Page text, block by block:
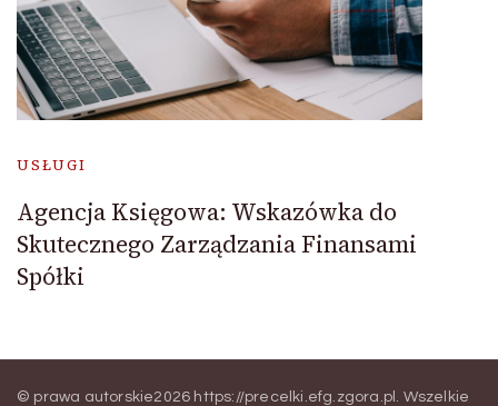
USŁUGI
Agencja Księgowa: Wskazówka do
Skutecznego Zarządzania Finansami
Spółki
© prawa autorskie2026 https://precelki.efg.zgora.pl . Wszelkie